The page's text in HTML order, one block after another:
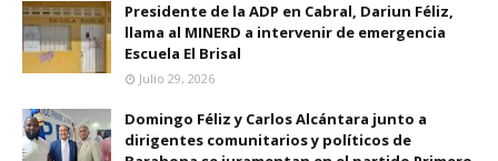
Presidente de la ADP en Cabral, Dariun Féliz,
llama al MINERD a intervenir de emergencia
Escuela El Brisal
Julio 29, 2026
Domingo Féliz y Carlos Alcántara junto a
dirigentes comunitarios y políticos de